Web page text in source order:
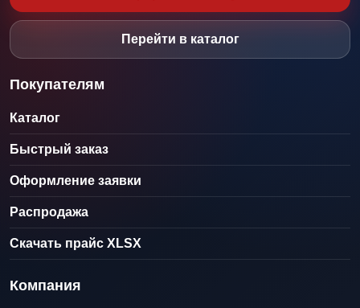
Перейти в каталог
Покупателям
Каталог
Быстрый заказ
Оформление заявки
Распродажа
Скачать прайс XLSX
Компания